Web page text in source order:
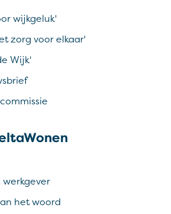
wijkgeluk'
zorg voor elkaar'
Wijk'
werkgever
het woord